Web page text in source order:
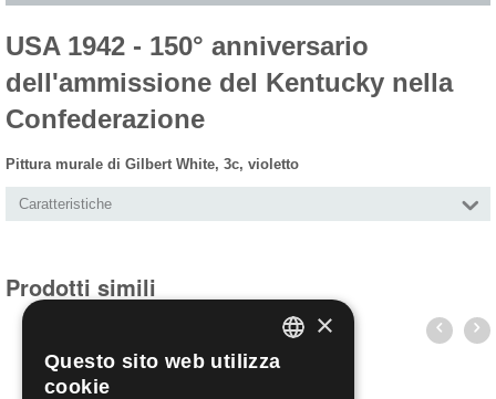
USA 1942 - 150° anniversario
dell'ammissione del Kentucky nella
Confederazione
Pittura murale di Gilbert White, 3c, violetto
Caratteristiche
Prodotti simili
ITALIAN
×
Questo sito web utilizza
cookie